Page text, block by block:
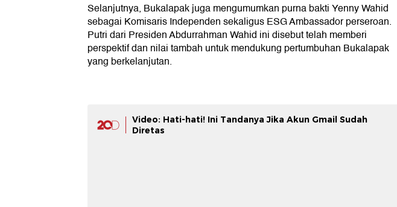
Selanjutnya, Bukalapak juga mengumumkan purna bakti Yenny Wahid
sebagai Komisaris Independen sekaligus ESG Ambassador perseroan.
Putri dari Presiden Abdurrahman Wahid ini disebut telah memberi
perspektif dan nilai tambah untuk mendukung pertumbuhan Bukalapak
yang berkelanjutan.
Video: Hati-hati! Ini Tandanya Jika Akun Gmail Sudah
Diretas